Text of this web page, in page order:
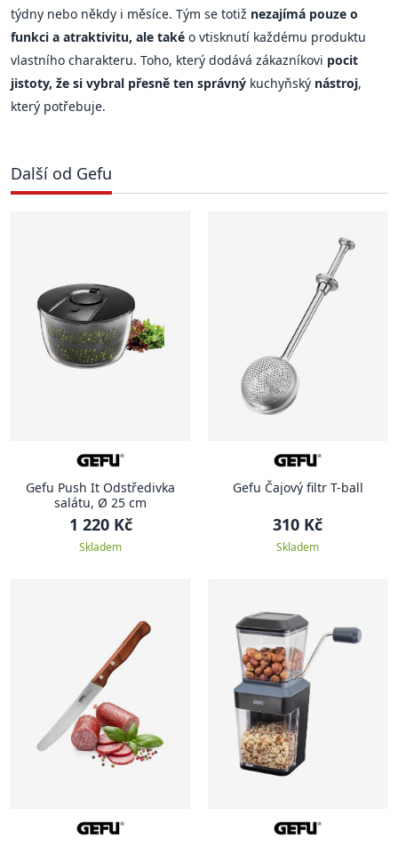
týdny nebo někdy i měsíce. Tým se totiž nezajímá pouze o
funkci a atraktivitu, ale také o vtisknutí každému produktu
vlastního charakteru. Toho, který dodává zákazníkovi pocit
jistoty, že si vybral přesně ten správný kuchyňský nástroj,
který potřebuje.
Další od Gefu
Gefu Push It Odstředivka
salátu, Ø 25 cm
1 220 Kč
Skladem
Gefu Čajový filtr T-ball
310 Kč
Skladem